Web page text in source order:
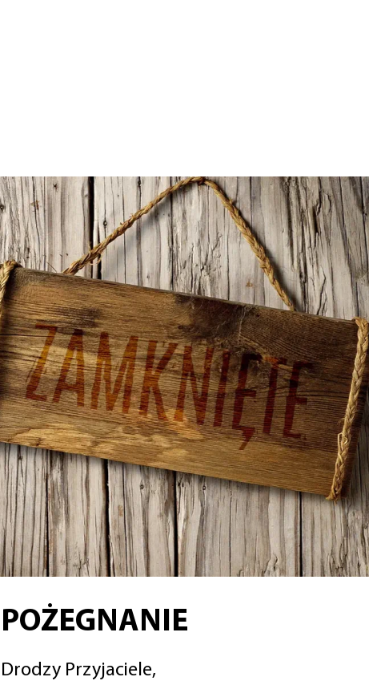
POŻEGNANIE
Drodzy Przyjaciele,